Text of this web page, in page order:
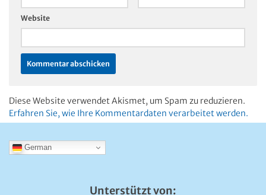
Website
Diese Website verwendet Akismet, um Spam zu reduzieren.
Erfahren Sie, wie Ihre Kommentardaten verarbeitet werden.
German
Unterstützt von: